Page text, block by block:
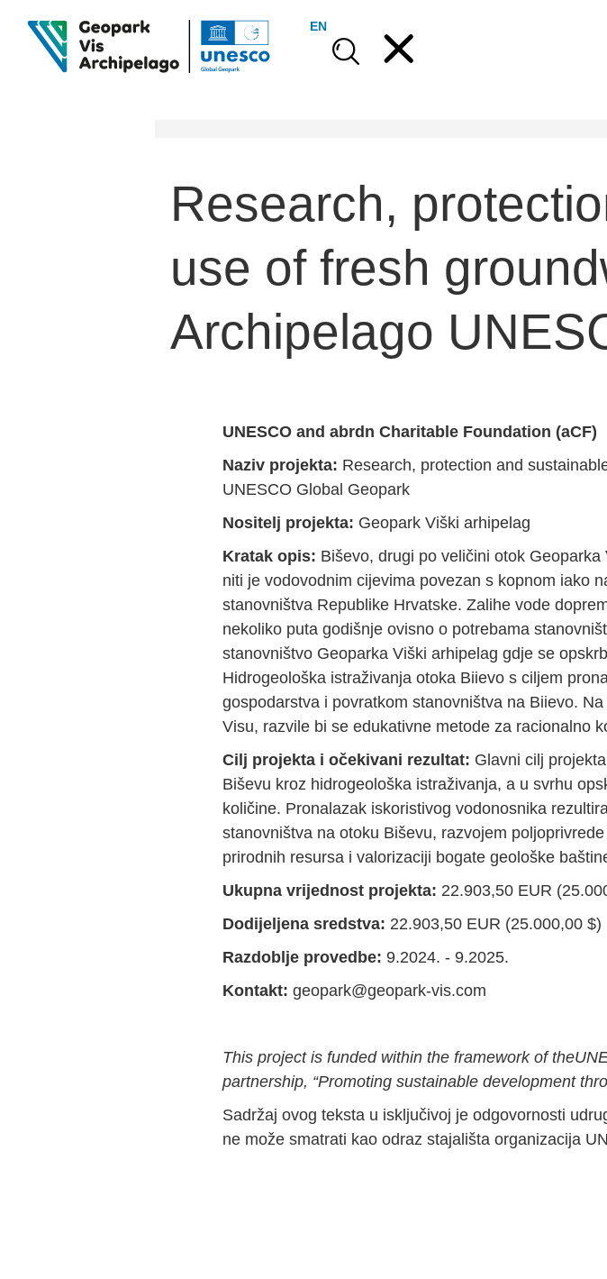
EN
L. Schmidt
Research,
use of fresh
Archipelago
UNESCO and abrdn Charitable Foundation (aCF)
Naziv projekta: Research, protection and
UNESCO Global Geopark
Nositelj projekta: Geopark Viški arhipelag
Kratak opis: Biševo, drugi po veličini otok
niti je vodovodnim cijevima povezan s kopnom iako
stanovništva Republike Hrvatske. Zalihe vode
nekoliko puta godišnje ovisno o potrebama
stanovništvo Geoparka Viški arhipelag gdje se
Hidrogeološka istraživanja otoka Biievo s ciljem
gospodarstva i povratkom stanovništva na Biievo.
Visu, razvile bi se edukativne metode za racionalno
Cilj projekta i očekivani rezultat: Glavni cilj
Biševu kroz hidrogeološka istraživanja, a u svrhu
količine. Pronalazak iskoristivog vodonosnika
stanovništva na otoku Biševu, razvojem
prirodnih resursa i valorizaciji bogate geološke
Ukupna vrijednost projekta: 22.903,50 EUR
Dodijeljena sredstva: 22.903,50 EUR (25.000,00 $)
Razdoblje provedbe: 9.2024. - 9.2025.
Kontakt: geopark@geopark-vis.com
This project is funded within the framework of
partnership, “Promoting sustainable development
Sadržaj ovog teksta u isključivoj je odgovornosti
ne može smatrati kao odraz stajališta organizacija